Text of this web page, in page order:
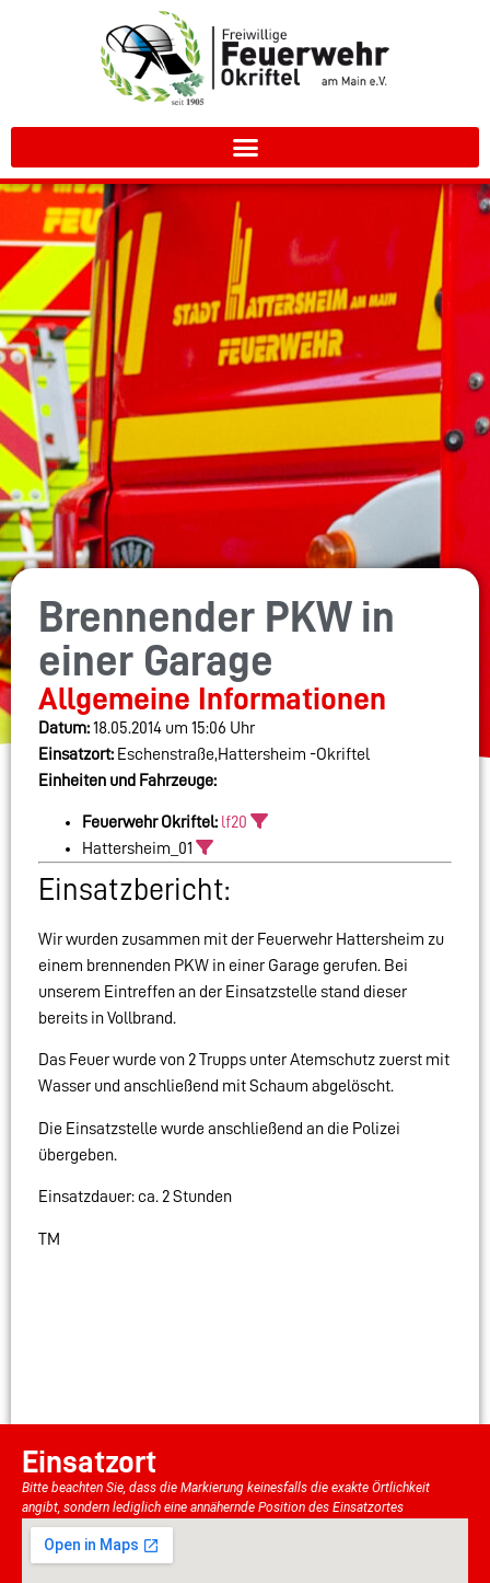
Brennender PKW in
einer Garage
Allgemeine Informationen
Datum:18.05.2014 um 15:06 Uhr
Einsatzort: Eschenstraße,Hattersheim -Okriftel
Einheiten und Fahrzeuge:
Feuerwehr Okriftel: lf20
Hattersheim_01
Einsatzbericht:
Wir wurden zusammen mit der Feuerwehr Hattersheim zu
einem brennenden PKW in einer Garage gerufen. Bei
unserem Eintreffen an der Einsatzstelle stand dieser
bereits in Vollbrand.
Das Feuer wurde von 2 Trupps unter Atemschutz zuerst mit
Wasser und anschließend mit Schaum abgelöscht.
Die Einsatzstelle wurde anschließend an die Polizei
übergeben.
Einsatzdauer: ca. 2 Stunden
TM
Einsatzort
Bitte beachten Sie, dass die Markierung keinesfalls die exakte Örtlichkeit
angibt, sondern lediglich eine annähernde Position des Einsatzortes